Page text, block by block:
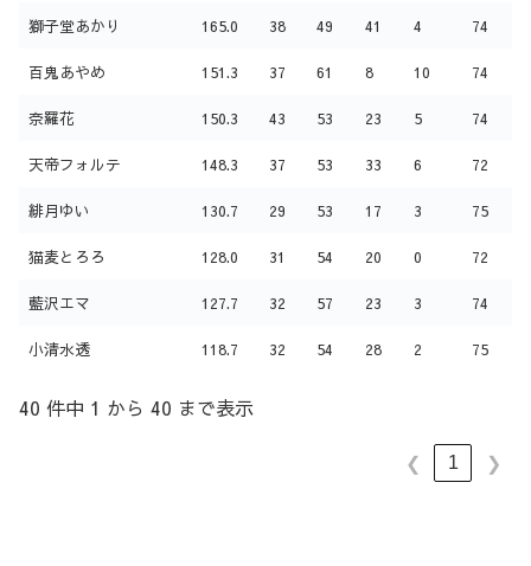
獅子堂あかり 165.0 38 49 41 4 74
百鬼あやめ 151.3 37 61 8 10 74
奈羅花 150.3 43 53 23 5 74
天帝フォルテ 148.3 37 53 33 6 72
緋月ゆい 130.7 29 53 17 3 75
猫麦とろろ 128.0 31 54 20 0 72
藍沢エマ 127.7 32 57 23 3 74
小清水透 118.7 32 54 28 2 75
40 件中 1 から 40 まで表示
❮ 1 ❯